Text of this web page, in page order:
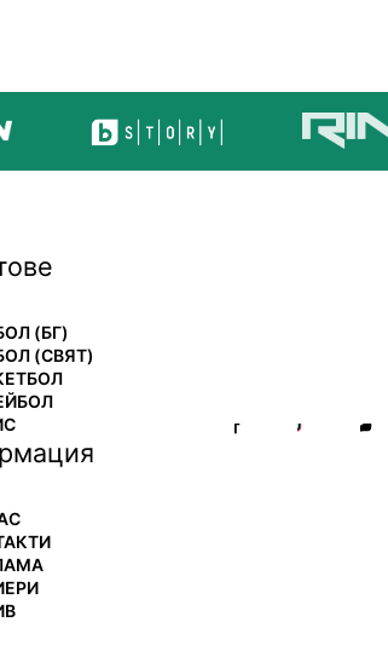
(БГ)
(СВЯТ)